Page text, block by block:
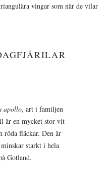
vingar som när de vilar
apollo, art i familjen
är en mycket stor vit
röda fläckar. Den är
starkt i hela
Gotland.